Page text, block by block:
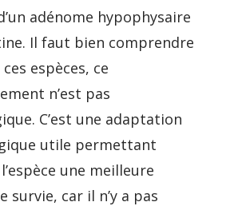
adénome hypophysaire
Il faut bien comprendre
espèces, ce
n’est pas
C’est une adaptation
utile permettant
une meilleure
survie, car il n’y a pas